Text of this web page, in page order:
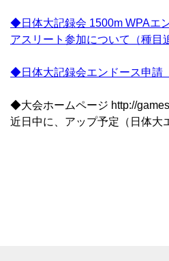
◆日体大記録会 1500m WPAエ
アスリート参加について（種目
◆日体大記録会エンドース申請
◆大会ホームページ http://
近日中に、アップ予定（日体大